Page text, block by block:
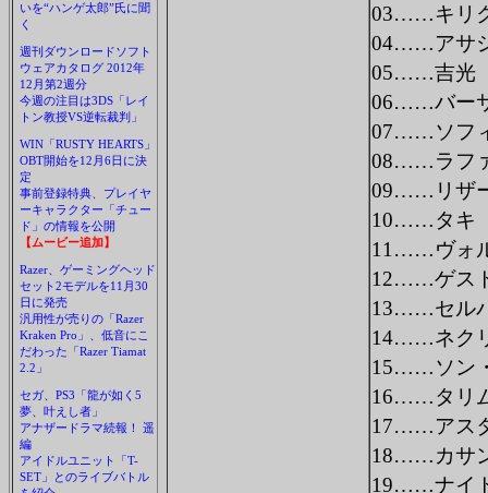
いを“ハンゲ太郎”氏に聞
く
週刊ダウンロードソフト
ウェアカタログ 2012年
12月第2週分
今週の注目は3DS「レイ
トン教授VS逆転裁判」
WIN「RUSTY HEARTS」
OBT開始を12月6日に決
定
事前登録特典、プレイヤ
ーキャラクター「チュー
ド」の情報を公開
【ムービー追加】
Razer、ゲーミングヘッド
セット2モデルを11月30
日に発売
汎用性が売りの「Razer
Kraken Pro」、低音にこ
だわった「Razer Tiamat
2.2」
セガ、PS3「龍が如く5
夢、叶えし者」
アナザードラマ続報！ 遥
編
アイドルユニット「T-
SET」とのライブバトル
03……キリ
04……アサ
05……吉光
06……バー
07……ソフ
08……ラフ
09……リザ
10……タキ
11……ヴォ
12……ゲス
13……セル
14……ネク
15……ソン
16……タリ
17……アス
18……カサ
19……ナイ